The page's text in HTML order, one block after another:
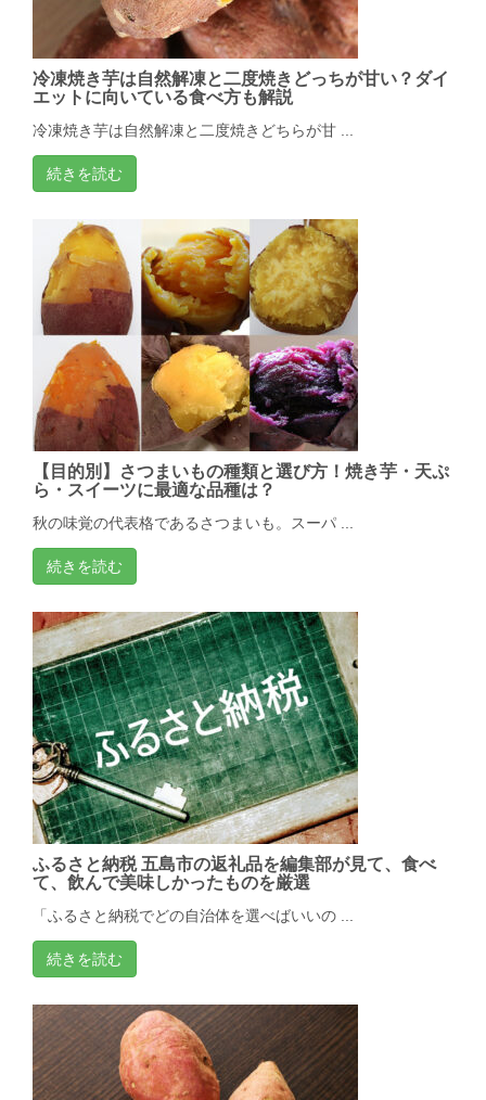
冷凍焼き芋は自然解凍と二度焼きどっちが甘い？ダイ
エットに向いている食べ方も解説
冷凍焼き芋は自然解凍と二度焼きどちらが甘 ...
続きを読む
【目的別】さつまいもの種類と選び方！焼き芋・天ぷ
ら・スイーツに最適な品種は？
秋の味覚の代表格であるさつまいも。スーパ ...
続きを読む
ふるさと納税 五島市の返礼品を編集部が見て、食べ
て、飲んで美味しかったものを厳選
「ふるさと納税でどの自治体を選べばいいの ...
続きを読む